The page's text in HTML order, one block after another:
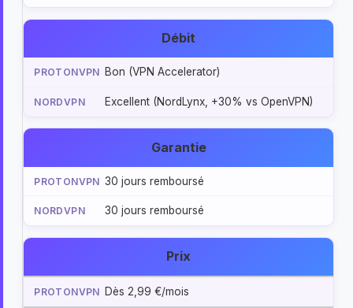
Débit
Bon (VPN Accelerator)
Excellent (NordLynx, +30% vs OpenVPN)
Garantie
30 jours remboursé
30 jours remboursé
Prix
Dès 2,99 €/mois